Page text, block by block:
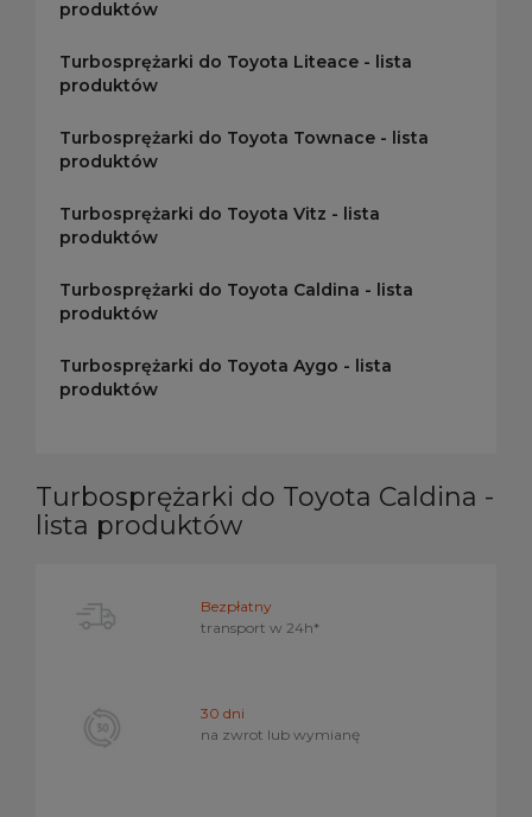
produktów
Turbosprężarki do Toyota Liteace - lista
produktów
Turbosprężarki do Toyota Townace - lista
produktów
Turbosprężarki do Toyota Vitz - lista
produktów
Turbosprężarki do Toyota Caldina - lista
produktów
Turbosprężarki do Toyota Aygo - lista
produktów
Turbosprężarki do Toyota Caldina -
lista produktów
Bezpłatny
transport w 24h*
30 dni
na zwrot lub wymianę